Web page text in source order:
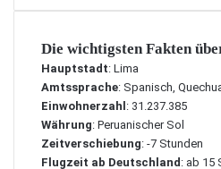
Die wichtigsten Fakten
Hauptstadt: Lima
Amtssprache: Spanisch,
Einwohnerzahl : 31.237.385
Währung: Peruanischer Sol
Zeitverschiebung: -7 Stunden
Flugzeit ab Deutschland : ab 15